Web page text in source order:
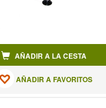
AÑADIR A LA CESTA
AÑADIR A FAVORITOS